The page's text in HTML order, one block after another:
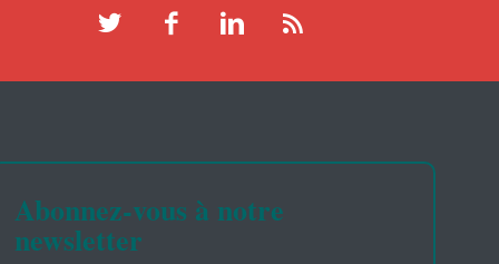
Abonnez-vous à notre
newsletter